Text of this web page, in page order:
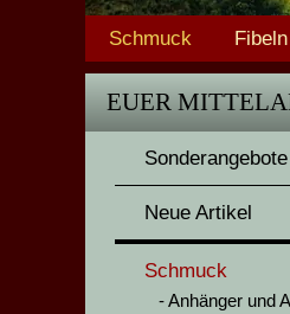
Schmuck Fibeln
EUER
Sonderangebote
Neue Artikel
Schmuck
Anhänger und